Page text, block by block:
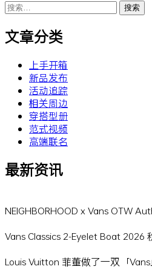
搜
索：
文章分类
上手开箱
新品发布
活动追踪
相关周边
穿搭型册
范式视频
高端联名
最新资讯
NEIGHBORHOOD x Vans OTW
Vans Classics 2-Eyelet Boat 2026
Louis Vuitton 菲董做了一双「